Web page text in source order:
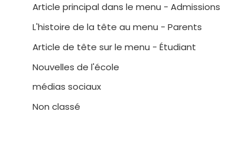
Article principal dans le menu - Admissions
L'histoire de la tête au menu - Parents
Article de tête sur le menu - Étudiant
Nouvelles de l'école
médias sociaux
Non classé